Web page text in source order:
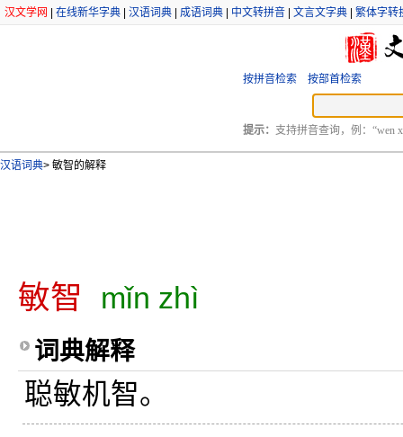
汉文学网 在线新华字典 汉语词典 成语词典 中文转拼音 文言文字典 繁体字转
按拼音检索 按部首检索
提示： 支持拼音查询，例：“wen
汉语词典> 敏智的解释
敏智 mǐn zhì
词典解释
聪敏机智。